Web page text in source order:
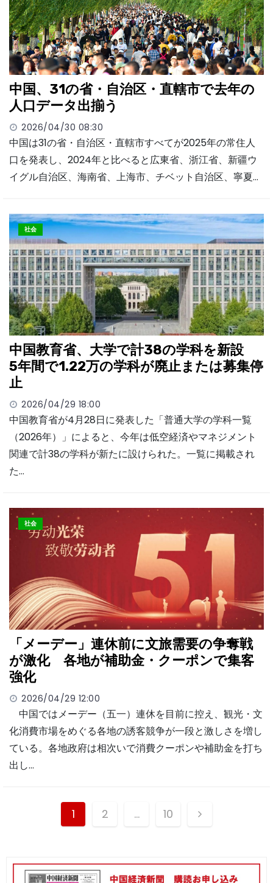
中国、31の省・自治区・直轄市で去年の
人口データ出揃う
2026/04/30 08:30
中国は31の省・自治区・直轄市すべてが2025年の常住人
口を発表し、2024年と比べると広東省、浙江省、新疆ウ
イグル自治区、海南省、上海市、チベット自治区、寧夏…
社会
中国教育省、大学で計38の学科を新設
5年間で1.22万の学科が廃止または募集停
止
2026/04/29 18:00
中国教育省が4月28日に発表した「普通大学の学科一覧
（2026年）」によると、今年は低空経済やマネジメント
関連で計38の学科が新たに設けられた。一覧に掲載され
た…
社会
「メーデー」連休前に文旅需要の争奪戦
が激化 各地が補助金・クーポンで集客
強化
2026/04/29 12:00
中国ではメーデー（五一）連休を目前に控え、観光・文
化消費市場をめぐる各地の誘客競争が一段と激しさを増し
ている。各地政府は相次いで消費クーポンや補助金を打ち
出し…
投
ナ
1 2 … 10